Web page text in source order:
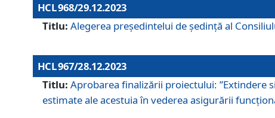
HCL 968/29.12.2023
Titlu: Alegerea preşedintelui de şedinţă al
HCL 967/28.12.2023
Titlu: Aprobarea finalizării proiectului: ”Extindere
estimate ale acestuia în vederea asigurării